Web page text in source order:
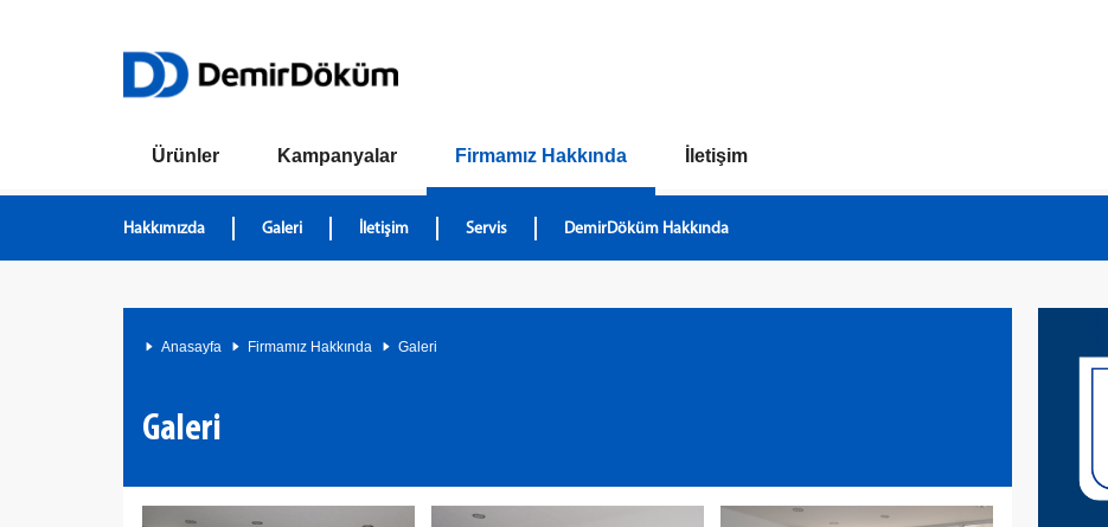
Ürünler Kampanyalar Firmamız Hakkında
Hakkımızda Galeri İletişim Servis DemirDöküm Hakkında
İletişim
Anasayfa Firmamız Hakkında Galeri
Galeri